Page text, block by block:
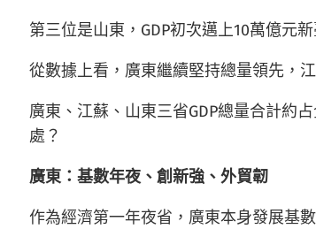
第三位是山東，GDP初次邁上10萬億元
從數據上看，廣東繼續堅持總量領先，
廣東、江蘇、山東三省GDP總量合計約
處？
廣東：基數年夜、創新強、外貿韌
作為經濟第一年夜省，廣東本身發展基數